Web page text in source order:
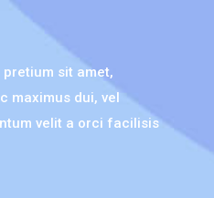
sit amet,
maximus dui, vel
velit a orci facilisis